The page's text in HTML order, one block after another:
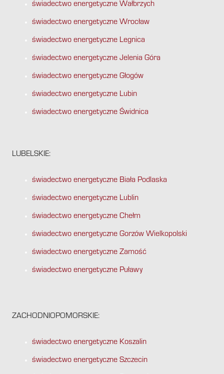
świadectwo energetyczne Wałbrzych
świadectwo energetyczne Wrocław
świadectwo energetyczne Legnica
świadectwo energetyczne Jelenia Góra
świadectwo energetyczne Głogów
świadectwo energetyczne Lubin
świadectwo energetyczne Świdnica
LUBELSKIE:
świadectwo energetyczne Biała Podlaska
świadectwo energetyczne Lublin
świadectwo energetyczne Chełm
świadectwo energetyczne Gorzów Wielkopolski
świadectwo energetyczne Zamość
świadectwo energetyczne Puławy
ZACHODNIOPOMORSKIE:
świadectwo energetyczne Koszalin
świadectwo energetyczne Szczecin